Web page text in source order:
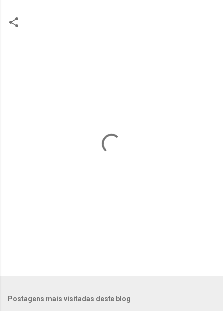
Postagens mais visitadas deste blog